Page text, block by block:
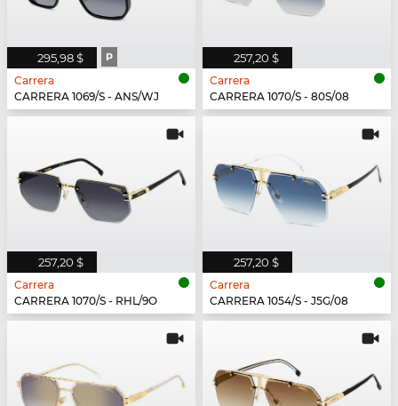
295,98 $ P
Carrera
CARRERA 1069/S - ANS/WJ
257,20 $
Carrera
CARRERA 1070/S - 80S/08
257,20 $
Carrera
CARRERA 1070/S - RHL/9O
257,20 $
Carrera
CARRERA 1054/S - J5G/08